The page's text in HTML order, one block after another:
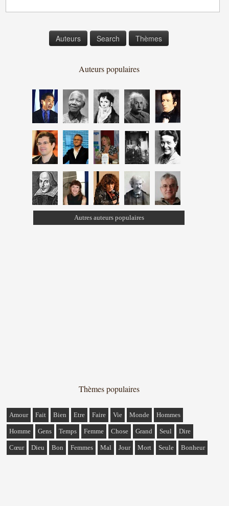
Auteurs Search Thèmes
Auteurs populaires
Autres auteurs populaires
Thèmes populaires
Amour Fait Bien Etre Faire Vie Monde Hommes
Homme Gens Temps Femme Chose Grand Seul Dire
Cœur Dieu Bon Femmes Mal Jour Mort Seule Bonheur